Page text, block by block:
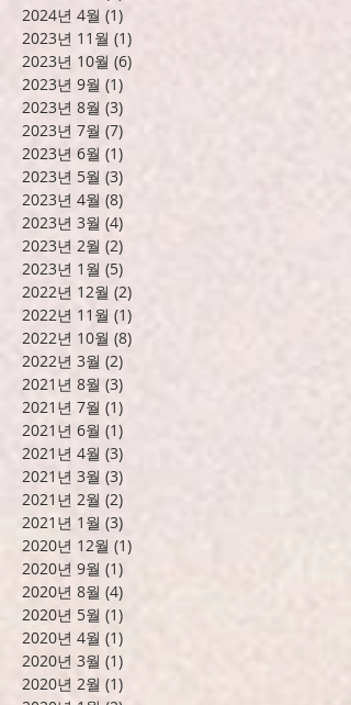
2024년 8월 (3)
2024년 7월 (1)게시물 1개
2024년 5월 (3)게시물 3개
2024년 4월 (1)
2023년 11월 (1)
2023년 10월 (6)
2023년 9월 (1)
2023년 8월 (3)
2023년 7월 (7)
2023년 6월 (1)
2023년 5월 (3)
2023년 4월 (8)
2023년 3월 (4)게시물 4개
2023년 2월 (2)게시물 2개
2023년 1월 (5)게시물 5개
2022년 12월 (2)
2022년 11월 (1)
2022년 10월 (8)
2022년 3월 (2)
2021년 8월 (3)
2021년 7월 (1)
2021년 6월 (1)
2021년 4월 (3)
2021년 3월 (3)게시물 3개
2021년 2월 (2)
2021년 1월 (3)
2020년 12월 (1)
2020년 9월 (1)
2020년 8월 (4)
2020년 5월 (1)